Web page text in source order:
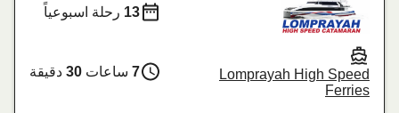
Lomprayah High Speed
Ferries
13رحلة اسبوعياً
7 ساعات30دقيقة